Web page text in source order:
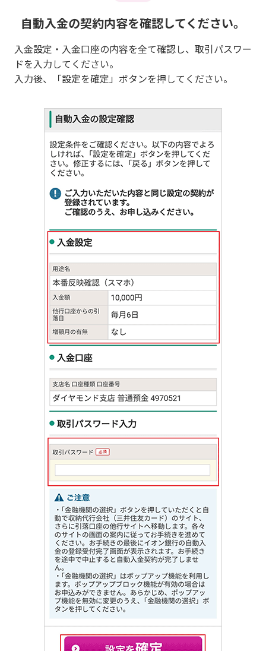
自動入金の契約内容を確認してください。
入金設定・入金口座の内容を全て確認し、取引パスワー
ドを入力してください。
入力後、「設定を確定」ボタンを押してください。